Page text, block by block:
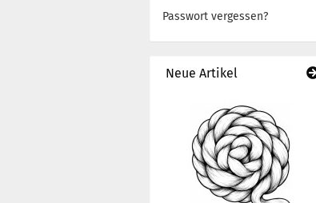
Passwort vergessen?
Neue Artikel